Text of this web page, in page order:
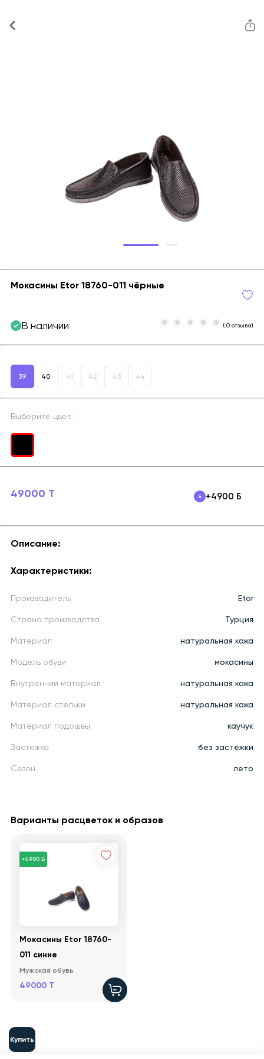
Мокасины Etor 18760-011 чёрные
В наличии ( 0 отзыва)
39 40 41 42 43 44
Выберите цвет:
49000 T +4900 Б
Описание:
Характеристики:
Производитель Etor
Страна производства Турция
Материал натуральная кожа
Модель обуви мокасины
Внутренний материал натуральная кожа
Материал стельки натуральная кожа
Материал подошвы каучук
Застежка без застёжки
Сезон лето
Купить
Варианты расцветок и образов
+4900 Б
Мокасины Etor 18760-
011 синие
Мужская обувь
49000 T